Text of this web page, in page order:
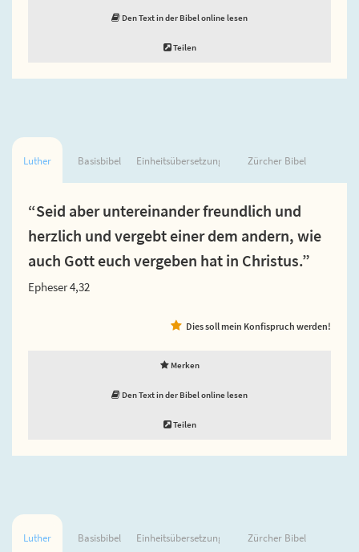
Den Text in der Bibel online lesen
Teilen
Luther Basisbibel Einheitsübersetzung Zürcher Bibel
“Seid aber untereinander freundlich und
herzlich und vergebt einer dem andern, wie
auch Gott euch vergeben hat in Christus.”
Epheser 4,32
Dies soll mein Konfispruch werden!
Merken
Den Text in der Bibel online lesen
Teilen
Luther Basisbibel Einheitsübersetzung Zürcher Bibel